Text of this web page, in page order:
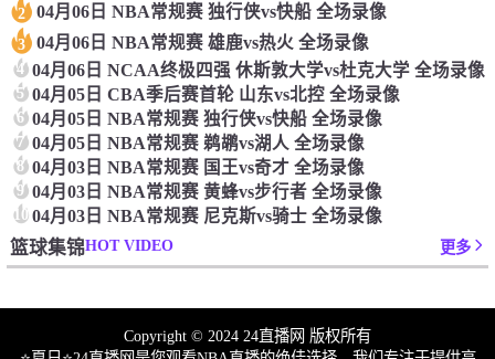
2 04月06日 NBA常规赛 独行侠vs快船 全场录像
3 04月06日 NBA常规赛 雄鹿vs热火 全场录像
4 04月06日 NCAA终极四强 休斯敦大学vs杜克大学 全场录像
5 04月05日 CBA季后赛首轮 山东vs北控 全场录像
6 04月05日 NBA常规赛 独行侠vs快船 全场录像
7 04月05日 NBA常规赛 鹈鹕vs湖人 全场录像
8 04月03日 NBA常规赛 国王vs奇才 全场录像
9 04月03日 NBA常规赛 黄蜂vs步行者 全场录像
1004月03日 NBA常规赛 尼克斯vs骑士 全场录像
篮球集锦HOT VIDEO 更多
Copyright © 2024 24直播网 版权所有